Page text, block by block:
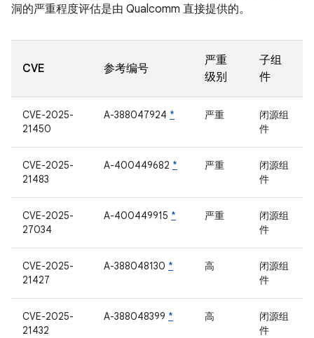
洞的严重程度评估是由 Qualcomm 直接提供的。
CVE 参考编号
严重
级别
子组
件
CVE-2025-
21450
A-388047924 * 严重
闭源组
件
CVE-2025-
21483
A-400449682 * 严重
闭源组
件
CVE-2025-
27034
A-400449915 * 严重
闭源组
件
CVE-2025-
21427
A-388048130 * 高
闭源组
件
CVE-2025-
21432
A-388048399 * 高
闭源组
件